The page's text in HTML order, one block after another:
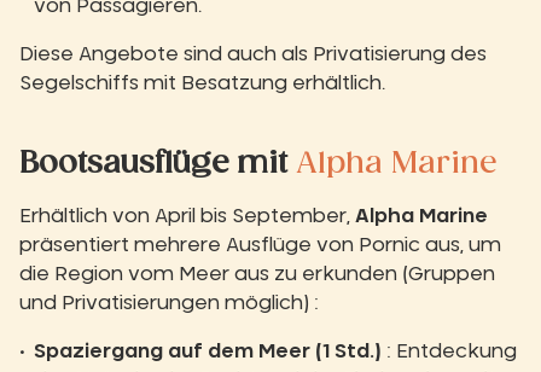
von Passagieren.
Diese Angebote sind auch als Privatisierung des
Segelschiffs mit Besatzung erhältlich.
Bootsausflüge mit Alpha Marine
Erhältlich von April bis September, Alpha Marine
präsentiert mehrere Ausflüge von Pornic aus, um
die Region vom Meer aus zu erkunden (Gruppen
und Privatisierungen möglich) :
Spaziergang auf dem Meer (1 Std.) : Entdeckung